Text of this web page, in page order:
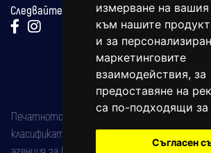
измерване на вашия
към нашите
и за
маркетинговите
взаимодействия, за
предоставяне на
са по-подходящи за
Съгласен
Следвайте ни:
Печатното издание на вестника е
класификатор на печатните издания
агенция за ISSN) под номер: ISSN 1312-4722.